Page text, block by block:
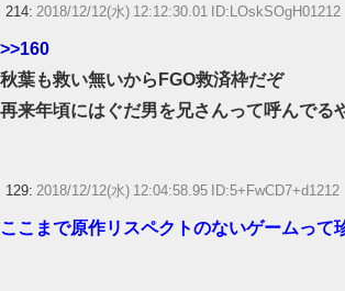
214: 2018/12/12(水) 12:12:30.01 ID:LOskSOgH01212
>>160
秋葉も救い無いからFGO救済枠だぞ
再来年頃にはぐだ男を兄さんって呼んでる
129: 2018/12/12(水) 12:04:58.95 ID:5+FwCD7+d1212
ここまで原作リスペクトのないゲームって